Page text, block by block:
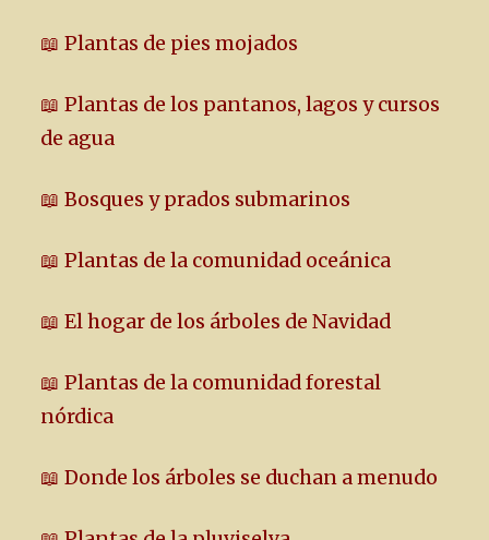
📖 Plantas de pies mojados
📖 Plantas de los pantanos, lagos y cursos
de agua
📖 Bosques y prados submarinos
📖 Plantas de la comunidad oceánica
📖 El hogar de los árboles de Navidad
📖 Plantas de la comunidad forestal
nórdica
📖 Donde los árboles se duchan a menudo